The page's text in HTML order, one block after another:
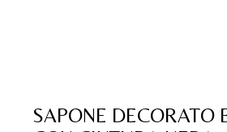
SAPONE DECORATO